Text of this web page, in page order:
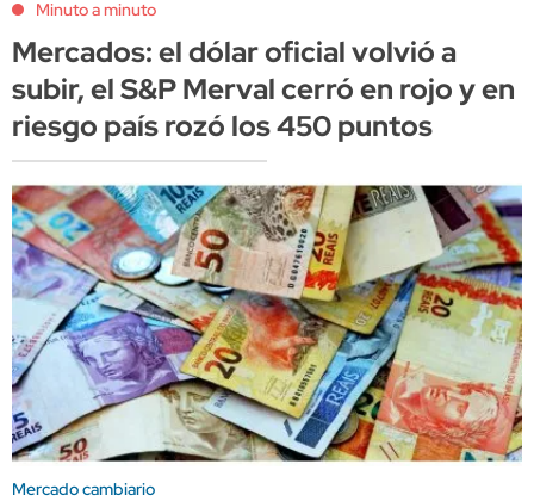
Minuto a minuto
Mercados: el dólar oficial volvió a
subir, el S&P Merval cerró en rojo y en
riesgo país rozó los 450 puntos
Mercado cambiario